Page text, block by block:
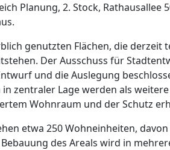
Planung, 2. Stock,
genutzten Flächen, die derzeit
Der Ausschuss für
und die Auslegung
zentraler Lage werden als
Wohnraum und der Schutz
etwa 250 Wohneinheiten,
des Areals wird in